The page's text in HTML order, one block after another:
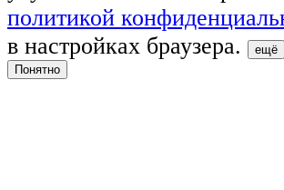
политикой
в настройках браузера.
ещё
Понятно